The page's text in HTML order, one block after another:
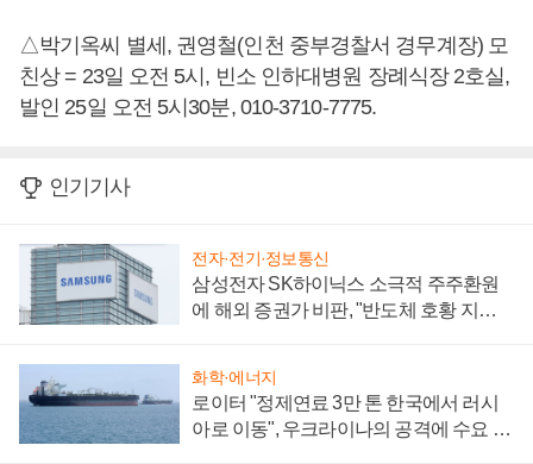
△박기옥씨 별세, 권영철(인천 중부경찰서 경무계장) 모
친상 = 23일 오전 5시, 빈소 인하대병원 장례식장 2호실,
발인 25일 오전 5시30분, 010-3710-7775.
인기기사
전자·전기·정보통신
삼성전자 SK하이닉스 소극적 주주환원
에 해외 증권가 비판, "반도체 호황 지속
화학·에너지
로이터 "정제연료 3만 톤 한국에서 러시
아로 이동", 우크라이나의 공격에 수요 늘